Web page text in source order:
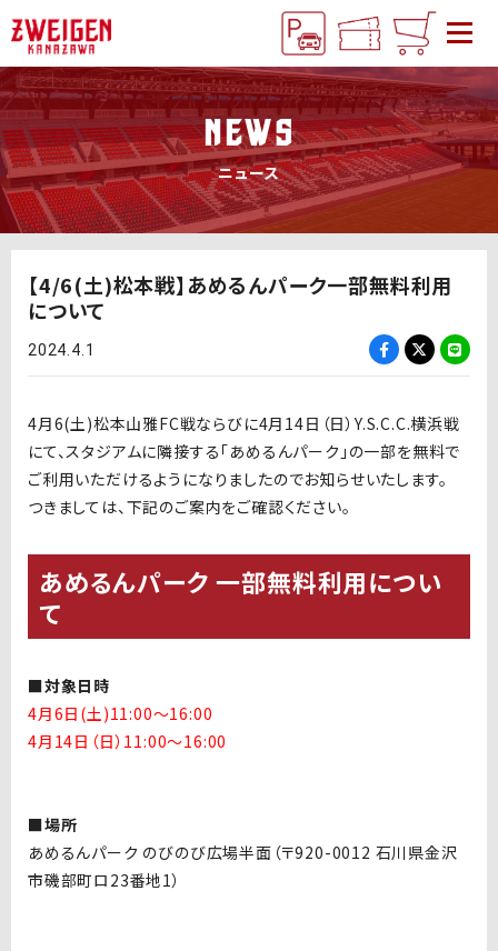
NEWS
ニュース
【4/6(土)松本戦】あめるんパーク一部無料利用
について
2024.4.1
4月6(土)松本山雅FC戦ならびに4月14日（日）Y.S.C.C.横浜戦
にて、スタジアムに隣接する「あめるんパーク」の一部を無料で
ご利用いただけるようになりましたのでお知らせいたします。
つきましては、下記のご案内をご確認ください。
あめるんパーク 一部無料利用につい
て
■対象日時
4月6日(土)11:00〜16:00
4月14日（日）11:00〜16:00
■場所
あめるんパーク のびのび広場半面（〒920-0012 石川県金沢
市磯部町ロ23番地1）